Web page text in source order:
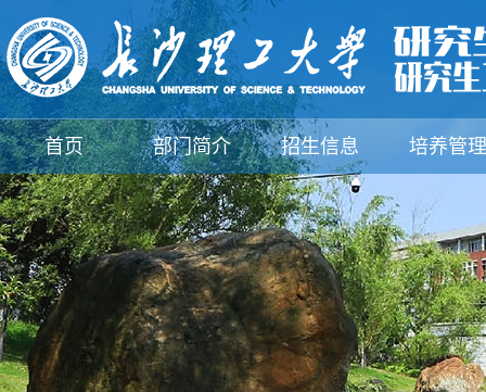
首页 部门简介 招生信息 培养管理
支部建设 规章制度 下载中心 新闻动态